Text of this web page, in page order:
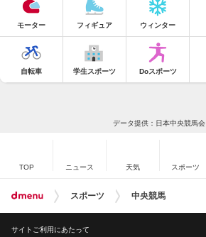
モーター フィギュア ウィンター
自転車 学生スポーツ Doスポーツ
データ提供：日本中央競馬会
TOP ニュース 天気 スポーツ
スポーツ 中央競馬
サイトご利用にあたって